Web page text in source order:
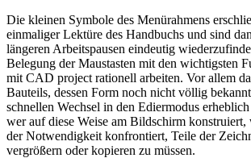
Die kleinen Symbole des Menürahmens
einmaliger Lektüre des Handbuchs und sind
längeren Arbeitspausen eindeutig
Belegung der Maustasten mit den wichtigsten
mit CAD project rationell arbeiten. Vor allem
Bauteils, dessen Form noch nicht völlig
schnellen Wechsel in den Ediermodus
wer auf diese Weise am Bildschirm
der Notwendigkeit konfrontiert, Teile der
vergrößern oder kopieren zu müssen.